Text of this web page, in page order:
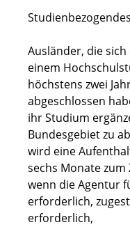
Ausländer, die
einem
höchstens zwei
abgeschlossen
ihr Studium
Bundesgebiet zu
wird eine
sechs Monate
wenn die Agentur
erforderlich,
erforderlich,